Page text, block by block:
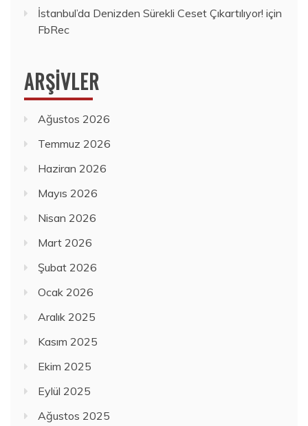
İstanbul’da Denizden Sürekli Ceset Çıkartılıyor! için
FbRec
ARŞIVLER
Ağustos 2026
Temmuz 2026
Haziran 2026
Mayıs 2026
Nisan 2026
Mart 2026
Şubat 2026
Ocak 2026
Aralık 2025
Kasım 2025
Ekim 2025
Eylül 2025
Ağustos 2025